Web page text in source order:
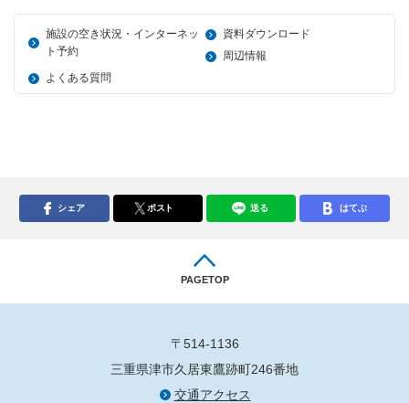
施設の空き状況・インターネッ
ト予約
資料ダウンロード
周辺情報
よくある質問
シェア ポスト 送る はてぶ
PAGETOP
〒514-1136
三重県津市久居東鷹跡町246番地
交通アクセス